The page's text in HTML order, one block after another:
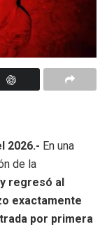
2026.- En una
de la
regresó al
exactamente
por primera